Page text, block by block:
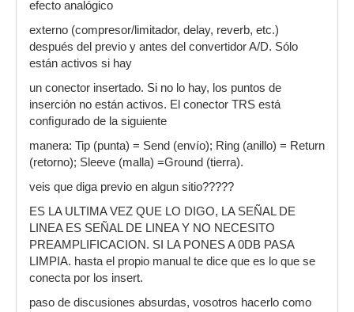
efecto analógico
externo (compresor/limitador, delay, reverb, etc.)
después del previo y antes del convertidor A/D. Sólo
están activos si hay
un conector insertado. Si no lo hay, los puntos de
inserción no están activos. El conector TRS está
conﬁgurado de la siguiente
manera: Tip (punta) = Send (envío); Ring (anillo) = Return
(retorno); Sleeve (malla) =Ground (tierra).
veis que diga previo en algun sitio?????
ES LA ULTIMA VEZ QUE LO DIGO, LA SEÑAL DE
LINEA ES SEÑAL DE LINEA Y NO NECESITO
PREAMPLIFICACION. SI LA PONES A 0DB PASA
LIMPIA. hasta el propio manual te dice que es lo que se
conecta por los insert.
paso de discusiones absurdas, vosotros hacerlo como